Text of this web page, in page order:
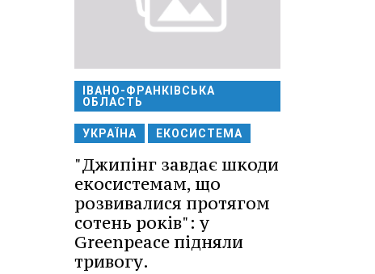
ІВАНО-ФРАНКІВСЬКА
ОБЛАСТЬ
УКРАЇНА ЕКОСИСТЕМА
"Джипінг завдає шкоди
екосистемам, що
розвивалися протягом
сотень років": у
Greenpeace підняли
тривогу.